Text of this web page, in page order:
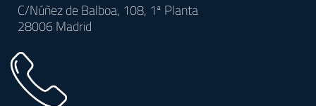
C/Núñez de Balboa, 108, 1ª Planta
28006 Madrid